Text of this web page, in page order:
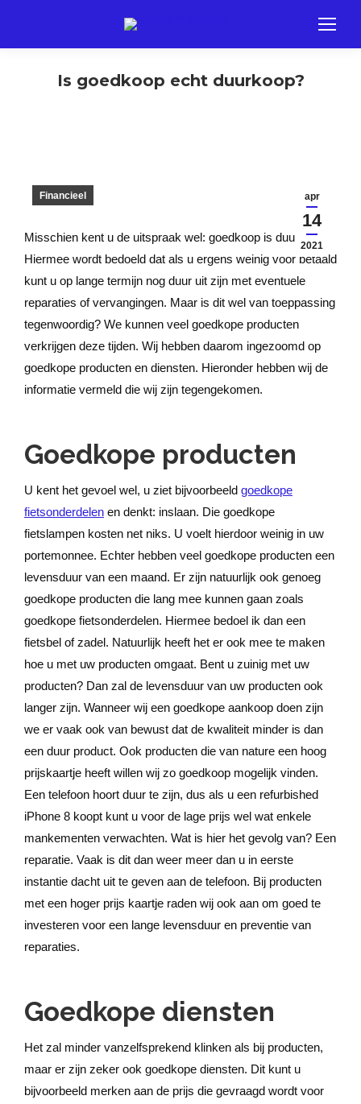
Is goedkoop echt duurkoop?
apr
14
2021
Financieel
Misschien kent u de uitspraak wel: goedkoop is duurkoop.
Hiermee wordt bedoeld dat als u ergens weinig voor betaald
kunt u op lange termijn nog duur uit zijn met eventuele
reparaties of vervangingen. Maar is dit wel van toeppassing
tegenwoordig? We kunnen veel goedkope producten
verkrijgen deze tijden. Wij hebben daarom ingezoomd op
goedkope producten en diensten. Hieronder hebben wij de
informatie vermeld die wij zijn tegengekomen.
Goedkope producten
U kent het gevoel wel, u ziet bijvoorbeeld goedkope
fietsonderdelen en denkt: inslaan. Die goedkope
fietslampen kosten net niks. U voelt hierdoor weinig in uw
portemonnee. Echter hebben veel goedkope producten een
levensduur van een maand. Er zijn natuurlijk ook genoeg
goedkope producten die lang mee kunnen gaan zoals
goedkope fietsonderdelen. Hiermee bedoel ik dan een
fietsbel of zadel. Natuurlijk heeft het er ook mee te maken
hoe u met uw producten omgaat. Bent u zuinig met uw
producten? Dan zal de levensduur van uw producten ook
langer zijn. Wanneer wij een goedkope aankoop doen zijn
we er vaak ook van bewust dat de kwaliteit minder is dan
een duur product. Ook producten die van nature een hoog
prijskaartje heeft willen wij zo goedkoop mogelijk vinden.
Een telefoon hoort duur te zijn, dus als u een refurbished
iPhone 8 koopt kunt u voor de lage prijs wel wat enkele
mankementen verwachten. Wat is hier het gevolg van? Een
reparatie. Vaak is dit dan weer meer dan u in eerste
instantie dacht uit te geven aan de telefoon. Bij producten
met een hoger prijs kaartje raden wij ook aan om goed te
investeren voor een lange levensduur en preventie van
reparaties.
Goedkope diensten
Het zal minder vanzelfsprekend klinken als bij producten,
maar er zijn zeker ook goedkope diensten. Dit kunt u
bijvoorbeeld merken aan de prijs die gevraagd wordt voor